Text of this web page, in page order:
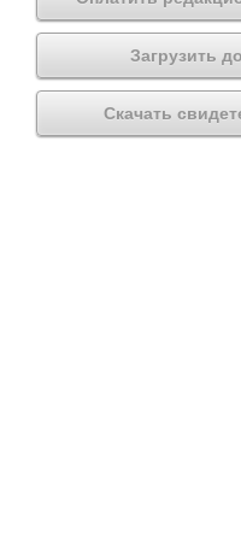
Загрузить
Скачать